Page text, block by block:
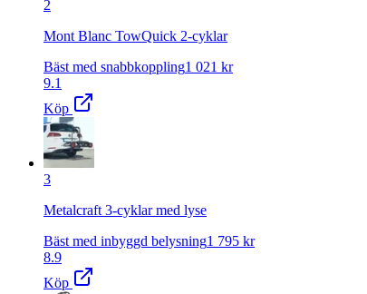
2
Mont Blanc TowQuick 2-cyklar
Bäst med snabbkoppling1 021 kr
9.1
Köp
3
Metalcraft 3-cyklar med lyse
Bäst med inbyggd belysning1 795 kr
8.9
Köp